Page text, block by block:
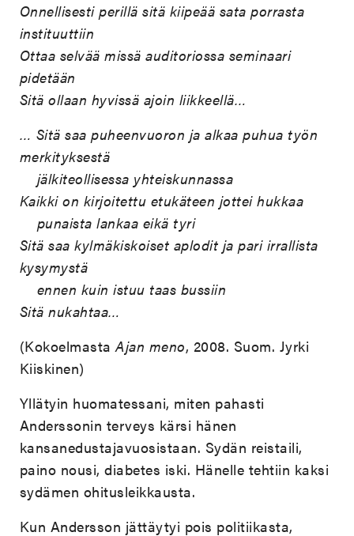
Onnellisesti perillä sitä kiipeää sata porrasta
instituuttiin
Ottaa selvää missä auditoriossa seminaari
pidetään
Sitä ollaan hyvissä ajoin liikkeellä…
… Sitä saa puheenvuoron ja alkaa puhua työn
merkityksestä
jälkiteollisessa yhteiskunnassa
Kaikki on kirjoitettu etukäteen jottei hukkaa
punaista lankaa eikä tyri
Sitä saa kylmäkiskoiset aplodit ja pari irrallista
kysymystä
ennen kuin istuu taas bussiin
Sitä nukahtaa…
(KokoelmastaAjan meno, 2008. Suom. Jyrki
Kiiskinen)
Yllätyin huomatessani, miten pahasti
Anderssonin terveys kärsi hänen
kansanedustajavuosistaan. Sydän reistaili,
paino nousi, diabetes iski. Hänelle tehtiin kaksi
sydämen ohitusleikkausta.
Kun Andersson jättäytyi pois politiikasta,